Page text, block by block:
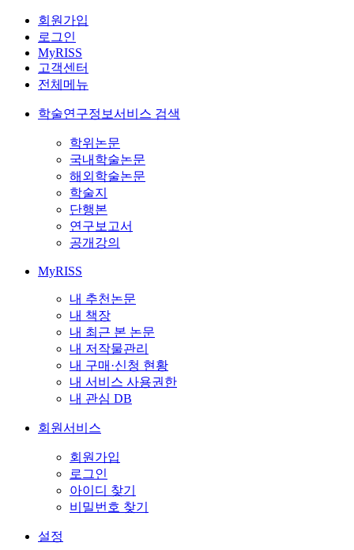
회원가입
로그인
MyRISS
고객센터
전체메뉴
학술연구정보서비스 검색
학위논문
국내학술논문
해외학술논문
학술지
단행본
연구보고서
공개강의
MyRISS
내 추천논문
내 책장
내 최근 본 논문
내 저작물관리
내 구매·신청 현황
내 서비스 사용권한
내 관심 DB
회원서비스
회원가입
로그인
아이디 찾기
비밀번호 찾기
설정